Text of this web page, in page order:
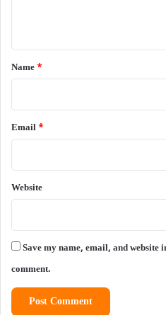
*
Name *
Email *
Website
Save my name, email, and website
comment.